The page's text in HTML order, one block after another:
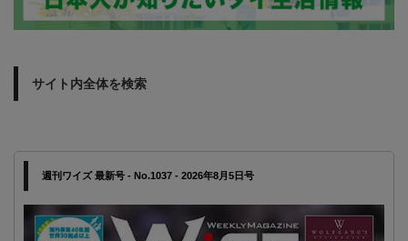
サイト内全体を検索
週刊ワイズ 最新号 - No.1037 - 2026年8月5日号